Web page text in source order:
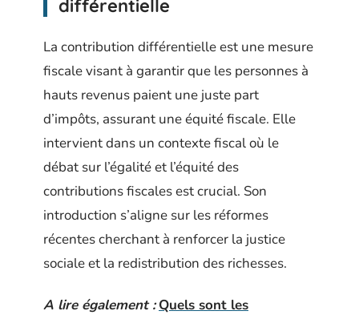
différentielle
La contribution différentielle est une mesure
fiscale visant à garantir que les personnes à
hauts revenus paient une juste part
d’impôts, assurant une équité fiscale. Elle
intervient dans un contexte fiscal où le
débat sur l’égalité et l’équité des
contributions fiscales est crucial. Son
introduction s’aligne sur les réformes
récentes cherchant à renforcer la justice
sociale et la redistribution des richesses.
A lire également : Quels sont les